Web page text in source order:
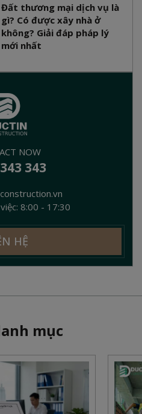
Đất thương mại dịch vụ là
gì? Có được xây nhà ở
không? Giải đáp pháp lý
mới nhất
NOW
343
8:00 - 17:30
HỆ
mục